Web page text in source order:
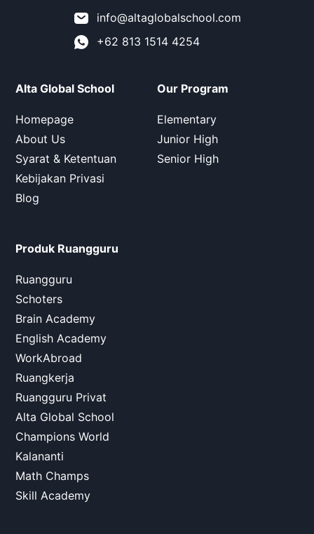
info@altaglobalschool.com
+62 813 1514 4254
Alta Global School
Homepage
About Us
Syarat & Ketentuan
Kebijakan Privasi
Blog
Our Program
Elementary
Junior High
Senior High
Produk Ruangguru
Ruangguru
Schoters
Brain Academy
English Academy
WorkAbroad
Ruangkerja
Ruangguru Privat
Alta Global School
Champions World
Kalananti
Math Champs
Skill Academy